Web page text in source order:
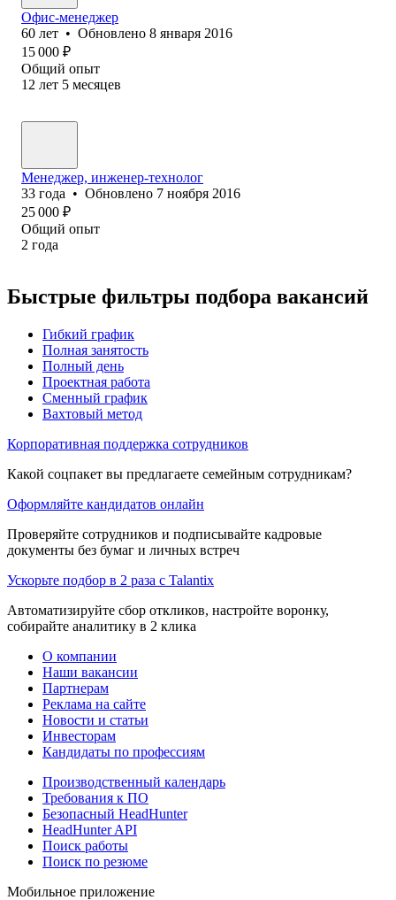
Офис-менеджер
60 лет • Обновлено 8 января 2016
15 000 ₽
Общий опыт
12 лет 5 месяцев
Менеджер, инженер-технолог
33 года • Обновлено 7 ноября 2016
25 000 ₽
Общий опыт
2 года
Быстрые фильтры подбора вакансий
Гибкий график
Полная занятость
Полный день
Проектная работа
Сменный график
Вахтовый метод
Корпоративная поддержка сотрудников
Какой соцпакет вы предлагаете семейным сотрудникам?
Оформляйте кандидатов онлайн
Проверяйте сотрудников и подписывайте кадровые
документы без бумаг и личных встреч
Ускорьте подбор в 2 раза с Talantix
Автоматизируйте сбор откликов, настройте воронку,
собирайте аналитику в 2 клика
О компании
Наши вакансии
Партнерам
Реклама на сайте
Новости и статьи
Инвесторам
Кандидаты по профессиям
Производственный календарь
Требования к ПО
Безопасный HeadHunter
HeadHunter API
Поиск работы
Поиск по резюме
Мобильное приложение